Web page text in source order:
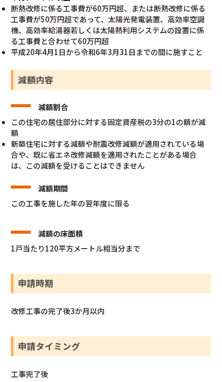
断熱改修に係る工事費が60万円超、または断熱改修に係る
工事費が50万円超であって、太陽光発電装置、高効率空調
機、高効率給湯器若しくは太陽熱利用システムの設置に係
る工事費と合わせて60万円超
平成20年4月1日から令和6年3月31日までの間に施すこと
減額内容
減額割合
この住宅の居住部分に対する固定資産税の3分の1の額が減
額
新築住宅に対する減額や耐震改修減額が適用されている場
合や、既に省エネ改修減額を適用されたことがある場合
は、この減額を受けることはできません
減額期間
この工事を施した年の翌年度に限る
減額の床面積
1戸当たり120平方メートル相当分まで
申請時期
改修工事の完了後3か月以内
申請タイミング
工事完了後